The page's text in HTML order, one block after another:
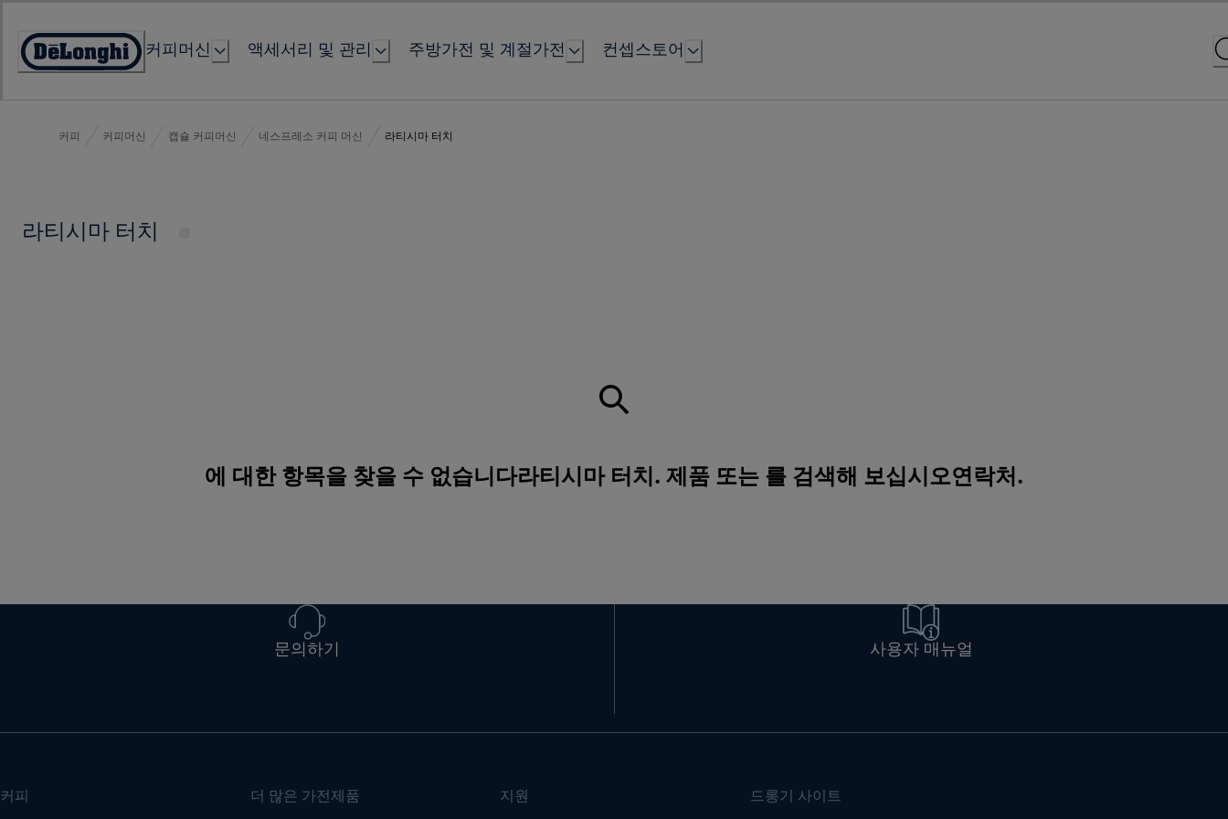
Content
Accessibility
커피머신 액세서리 및 관리 주방가전 및 계절가전 컨셉스토어
커피 커피머신 캡슐 커피머신 네스프레소 커피 머신 라티시마 터치
라티시마 터치
에 대한 항목을 찾을 수 없습니다라티시마 터치. 제품 또는 를 검색해 보십시오연락처 .
문의하기 사용자 매뉴얼
커피 더 많은 가전제품 지원 드롱기 사이트